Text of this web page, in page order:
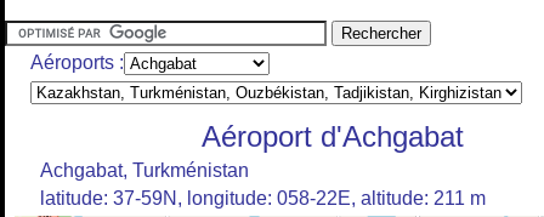
Aéroports :
Aéroport d'Achgabat
Achgabat, Turkménistan
latitude: 37-59N, longitude: 058-22E, altitude: 211 m